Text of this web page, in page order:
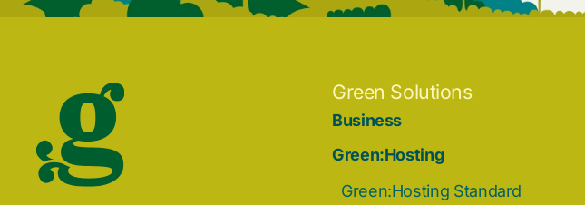
Green Solutions
Business
Green:Hosting
Green:Hosting Standard